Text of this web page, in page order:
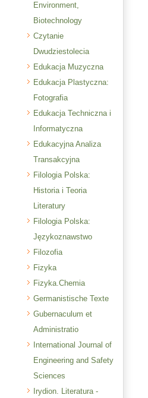
Environment,
Biotechnology
Czytanie
Dwudziestolecia
Edukacja Muzyczna
Edukacja Plastyczna:
Fotografia
Edukacja Techniczna i
Informatyczna
Edukacyjna Analiza
Transakcyjna
Filologia Polska:
Historia i Teoria
Literatury
Filologia Polska:
Językoznawstwo
Filozofia
Fizyka
Fizyka.Chemia
Germanistische Texte
Gubernaculum et
Administratio
International Journal of
Engineering and Safety
Sciences
Irydion. Literatura -